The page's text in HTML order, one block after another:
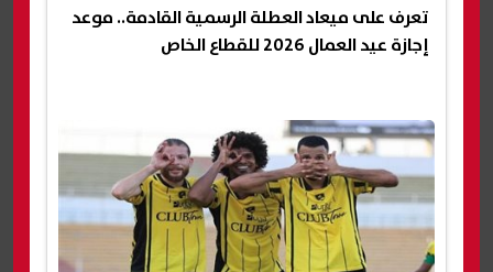
تعرف على ميعاد العطلة الرسمية القادمة.. موعد
إجازة عيد العمال 2026 للقطاع الخاص